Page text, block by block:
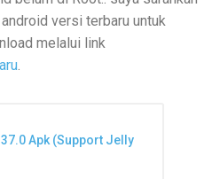
versi terbaru untuk
melalui link
Apk (Support Jelly